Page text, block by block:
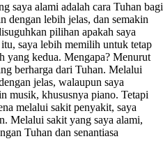
saya alami adalah cara Tuhan bagi
dengan lebih jelas, dan semakin
pilihan apakah saya
saya lebih memilih untuk tetap
yang kedua. Mengapa? Menurut
berharga dari Tuhan. Melalui
jelas, walaupun saya
musik, khususnya piano. Tetapi
melalui sakit penyakit, saya
Melalui sakit yang saya alami,
Tuhan dan senantiasa